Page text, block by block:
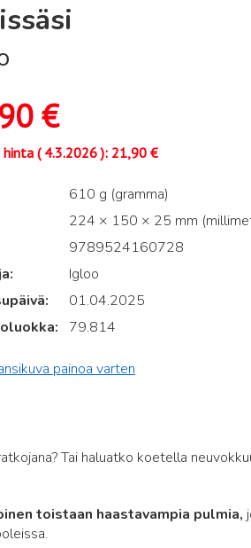
€
hinta (4.3.2026): 21,90 €
610 g (gramma)
224 × 150 × 25 mm
9789524160728
Igloo
01.04.2025
79.814
painoa varten
Tai haluatko koetella
toistaan haastavampia pulmia,